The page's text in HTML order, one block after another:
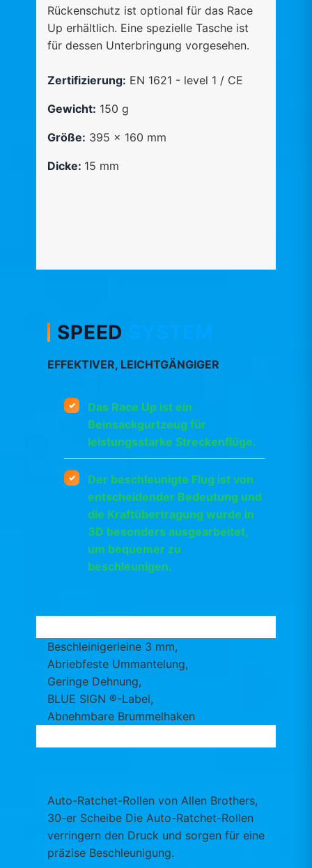
Rückenschutz ist optional für das Race
Up erhältlich. Eine spezielle Tasche ist
für dessen Unterbringung vorgesehen.
Zertifizierung: EN 1621 - level 1 / CE
Gewicht: 150 g
Größe: 395 x 160 mm
Dicke: 15 mm​
SPEED
EFFEKTIVER, LEICHTGÄNGIGER
Das Race Up ist ein
Beinsackgurtzeug für
leistungsstarke Streckenflüge.
Der beschleunigte Flug ist von
entscheidender Bedeutung und
die Kraftübertragung wurde in
3D besonders ausgearbeitet,
um bequemer zu
beschleunigen.
Beschleinigerleine 3 mm, ​
Abriebfeste Ummantelung, ​
Geringe Dehnung,
BLUE SIGN ®-Label,
Abnehmbare Brummelhaken
Auto-Ratchet-Rollen von Allen Brothers,
30-er Scheibe Die Auto-Ratchet-Rollen
verringern den Druck und sorgen für eine
präzise Beschleunigung.